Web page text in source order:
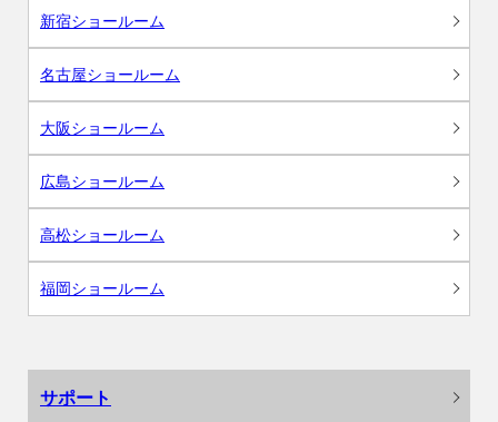
新宿ショールーム
名古屋ショールーム
大阪ショールーム
広島ショールーム
高松ショールーム
福岡ショールーム
サポート